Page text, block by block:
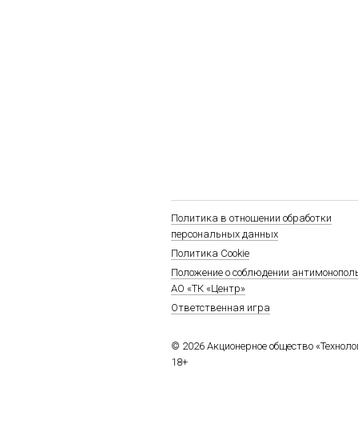
Политика в отношении обработки
персональных данных
Политика Cookie
Положение о соблюдении
АО «ТК «Центр»
Ответственная игра
© 2026 Акционерное общество
18+